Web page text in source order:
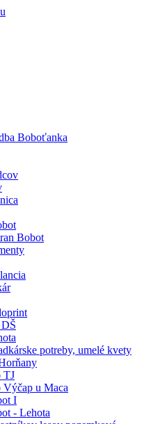
Boboťanka
Bobot
potreby, umelé kvety
TJ
Výčap u Maca
I
- Lehota